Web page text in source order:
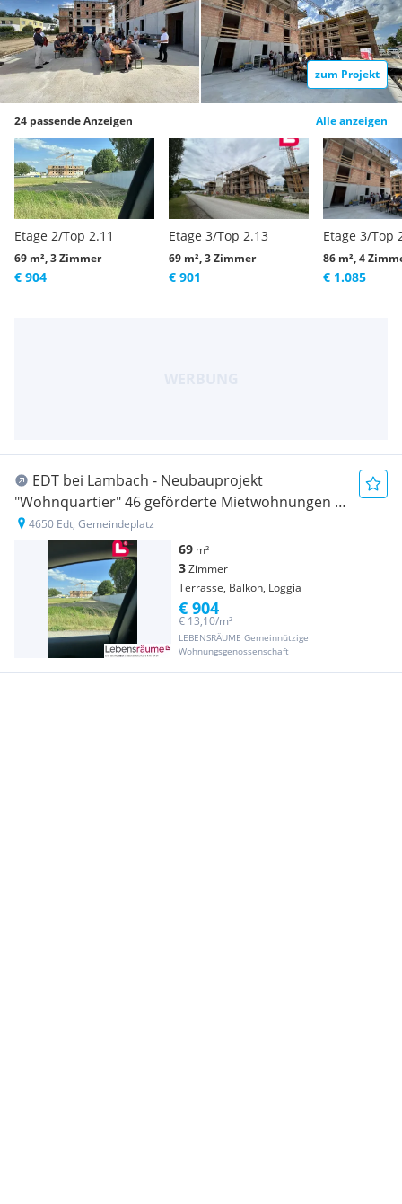
zum Projekt
24 passende Anzeigen Alle anzeigen
Etage 2/Top 2.11
69 m², 3 Zimmer
€ 904
Etage 3/Top 2.13
69 m², 3 Zimmer
€ 901
Etage 3/Top
86 m², 4
€ 1.085
EDT bei Lambach - Neubauprojekt
"Wohnquartier" 46 geförderte Mietwohnungen -
Top 2.11
4650 Edt, Gemeindeplatz
69 m²
3Zimmer
Terrasse, Balkon, Loggia
LEBENSRÄUME Gemeinnützige
Wohnungsgenossenschaft
€ 13,10/m²
€ 904